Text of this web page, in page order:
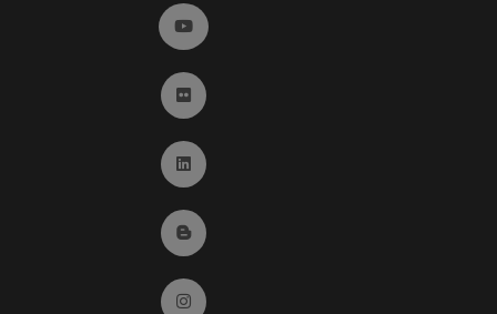
Ir a YouTube (abre en ventana nueva)
Ir a Flickr (abre en ventana nueva)
Ir a Linkedin (abre en ventana nueva)
Ir al Blog (abre en ventana nueva)
Ir a Instagram (abre en ventana nueva)